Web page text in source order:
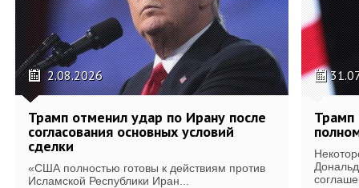
2.08.2026
Трамп отменил удар по Ирану после
согласования основных условий
сделки
«США полностью готовы к действиям против
Исламской Республики Иран...
Трамп